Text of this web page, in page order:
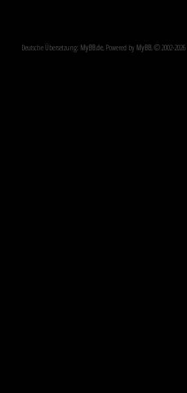
Deutsche Übersetzung: MyBB.de, Powered by MyBB, © 2002-2026